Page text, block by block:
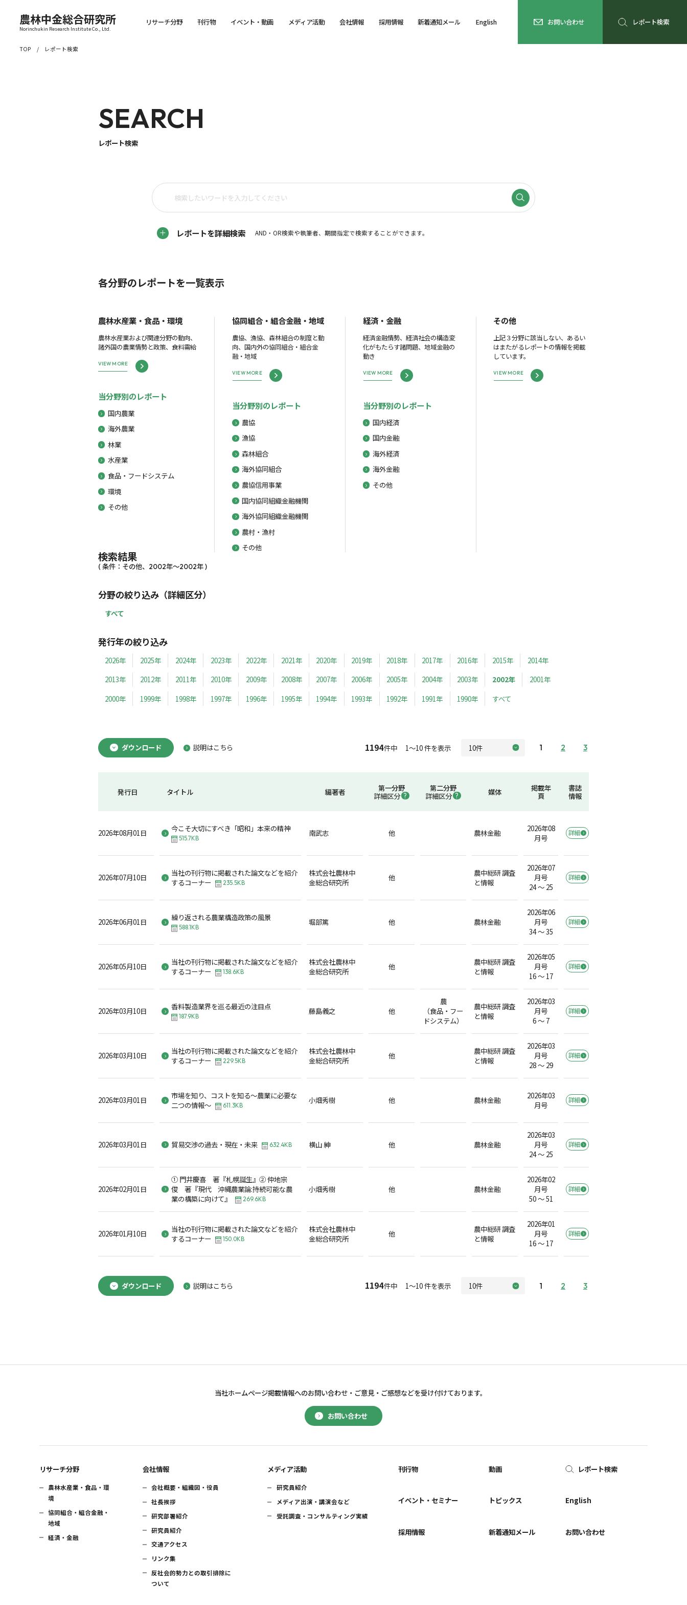
農林中金総合研究所
Norinchukin Research Institute Co., Ltd.
リサーチ分野 刊行物 イベント・動画 メディア活動 会社情報 採用情報 新着通知メール English お問い合わせ レポート検索
TOP レポート検索
SEARCH
レポート検索
レポートを詳細検索 AND・OR検索や執筆者、期間指定で検索することができます。
各分野のレポートを一覧表示
農林水産業・食品・環境
農林水産業および関連分野の動向、
諸外国の農業情勢と政策、食料需給
VIEW MORE
当分野別のレポート
国内農業
海外農業
林業
水産業
食品・フードシステム
環境
その他
協同組合・組合金融・地域
農協、漁協、森林組合の制度と動
向、国内外の協同組合・組合金
融・地域
VIEW MORE
当分野別のレポート
農協
漁協
森林組合
海外協同組合
農協信用事業
国内協同組織金融機関
海外協同組織金融機関
農村・漁村
その他
経済・金融
経済金融情勢、経済社会の構造変
化がもたらす諸問題、地域金融の
動き
VIEW MORE
当分野別のレポート
国内経済
国内金融
海外経済
海外金融
その他
その他
上記３分野に該当しない、あるい
はまたがるレポートの情報を掲載
しています。
VIEW MORE
検索結果
( 条件：その他、2002年～2002年 )
分野の絞り込み（詳細区分）
すべて
発行年の絞り込み
2026年 2025年 2024年 2023年 2022年 2021年 2020年 2019年 2018年 2017年 2016年 2015年
2014年
2013年
2012年 2011年 2010年 2009年 2008年 2007年 2006年 2005年 2004年 2003年 2002年
2001年
2000年
1999年 1998年 1997年 1996年 1995年 1994年 1993年 1992年 1991年 1990年 すべて
ダウンロード 説明はこちら 1194件中 1～10 件を表示 1 2 3
発行日 タイトル 編著者
第一分野
詳細区分
第二分野
詳細区分
媒体
掲載年
頁
書誌
情報
2026年08月01日 今こそ大切にすべき「昭和」本来の精神
515.7KB
南武志 他 農林金融
2026年08
月号
詳細
2026年07月10日
当社の刊行物に掲載された論文などを紹介
するコーナー
235.5KB
株式会社農林中
金総合研究所
他
農中総研 調査
と情報
2026年07
月号
24 ～ 25
詳細
2026年06月01日 繰り返される農業構造政策の風景
588.1KB
堀部篤 他 農林金融
2026年06
月号
34 ～ 35
詳細
2026年05月10日
当社の刊行物に掲載された論文などを紹介
するコーナー
138.6KB
株式会社農林中
金総合研究所
他
農中総研 調査
と情報
2026年05
月号
16 ～ 17
詳細
2026年03月10日 香料製造業界を巡る最近の注目点
187.9KB
藤島義之 他
農
（食品・フー
ドシステム）
農中総研 調査
と情報
2026年03
月号
6 ～ 7
詳細
2026年03月10日
当社の刊行物に掲載された論文などを紹介
するコーナー
229.5KB
株式会社農林中
金総合研究所
他
農中総研 調査
と情報
2026年03
月号
28 ～ 29
詳細
2026年03月01日
市場を知り、コストを知る～農業に必要な
二つの情報～
611.3KB
小畑秀樹 他 農林金融
2026年03
月号
詳細
2026年03月01日 貿易交渉の過去・現在・未来 632.4KB 横山 紳 他 農林金融
2026年03
月号
24 ～ 25
詳細
2026年02月01日
① 門井慶喜 著『札幌誕生』② 仲地宗
俊 著『現代 沖縄農業論:持続可能な農
業の構築に向けて』
269.6KB
小畑秀樹 他 農林金融
2026年02
月号
50 ～ 51
詳細
2026年01月10日
当社の刊行物に掲載された論文などを紹介
するコーナー
150.0KB
株式会社農林中
金総合研究所
他
農中総研 調査
と情報
2026年01
月号
16 ～ 17
詳細
ダウンロード 説明はこちら 1194件中 1～10 件を表示 1 2 3
お問い合わせ
当社ホームページ掲載情報へのお問い合わせ・ ご意見・ご感想などを受け付けております。
リサーチ分野
農林水産業・食品・環
境
協同組合・組合金融・
地域
経済・金融
会社情報
会社概要・組織図・役員
社長挨拶
研究部署紹介
研究員紹介
交通アクセス
リンク集
反社会的勢力との取引排除に
ついて
メディア活動
研究員紹介
メディア出演・講演会など
受託調査・コンサルティング実績
刊行物
イベント・セミナー
採用情報
動画
トピックス
新着通知メール
レポート検索
English
お問い合わせ